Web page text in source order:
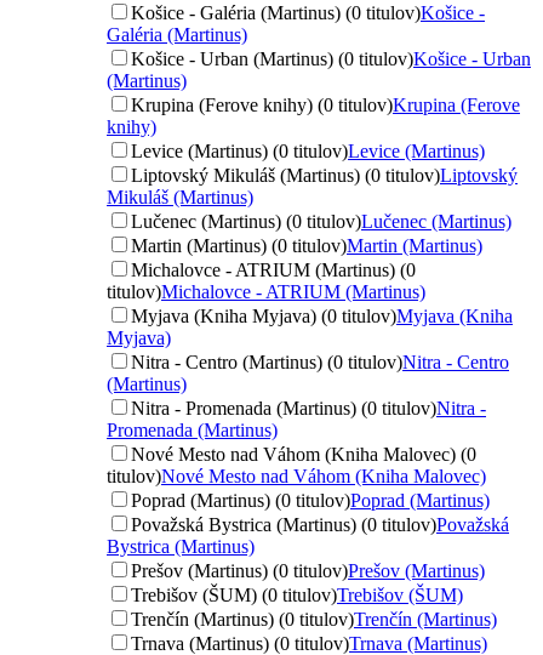
Košice - Galéria (Martinus) (0 titulov)Košice -
Galéria (Martinus)
Košice - Urban (Martinus) (0 titulov)Košice - Urban
(Martinus)
Krupina (Ferove knihy) (0 titulov)Krupina (Ferove
knihy)
Levice (Martinus) (0 titulov)Levice (Martinus)
Liptovský Mikuláš (Martinus) (0 titulov)Liptovský
Mikuláš (Martinus)
Lučenec (Martinus) (0 titulov)Lučenec (Martinus)
Martin (Martinus) (0 titulov)Martin (Martinus)
Michalovce - ATRIUM (Martinus) (0
titulov)Michalovce - ATRIUM (Martinus)
Myjava (Kniha Myjava) (0 titulov)Myjava (Kniha
Myjava)
Nitra - Centro (Martinus) (0 titulov)Nitra - Centro
(Martinus)
Nitra - Promenada (Martinus) (0 titulov)Nitra -
Promenada (Martinus)
Nové Mesto nad Váhom (Kniha Malovec) (0
titulov)Nové Mesto nad Váhom (Kniha Malovec)
Poprad (Martinus) (0 titulov)Poprad (Martinus)
Považská Bystrica (Martinus) (0 titulov)Považská
Bystrica (Martinus)
Prešov (Martinus) (0 titulov)Prešov (Martinus)
Trebišov (ŠUM) (0 titulov)Trebišov (ŠUM)
Trenčín (Martinus) (0 titulov)Trenčín (Martinus)
Trnava (Martinus) (0 titulov)Trnava (Martinus)